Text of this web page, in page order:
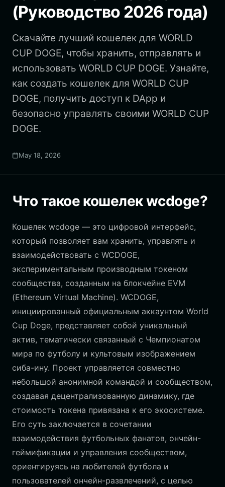
Español (Argentina)
(Руководство 2026 года)
Скачайте лучший кошелек для WORLD
CUP DOGE, чтобы хранить, отправлять и
использовать WORLD CUP DOGE. Узнайте,
как создать кошелек для WORLD CUP
DOGE, получить доступ к DApp и
безопасно управлять своими WORLD CUP
DOGE.
May 18, 2026
Что такое кошелек wcdoge?
Кошелек wcdoge — это цифровой интерфейс,
который позволяет вам хранить, управлять и
взаимодействовать с WCDOGE,
экспериментальным производным токеном
сообщества, созданным на блокчейне EVM
(Ethereum Virtual Machine). WCDOGE,
инициированный официальным аккаунтом World
Cup Doge, представляет собой уникальный
актив, тематически связанный с Чемпионатом
мира по футболу и культовым изображением
сиба-ину. Проект управляется совместно
небольшой анонимной командой и сообществом,
создавая децентрализованную динамику, где
стоимость токена привязана к его экосистеме.
Его суть заключается в сочетании
взаимодействия футбольных фанатов, ончейн-
геймификации и управления сообществом,
ориентируясь на любителей футбола и
пользователей ончейн-развлечений, с целью